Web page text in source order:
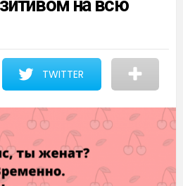
TWITTER